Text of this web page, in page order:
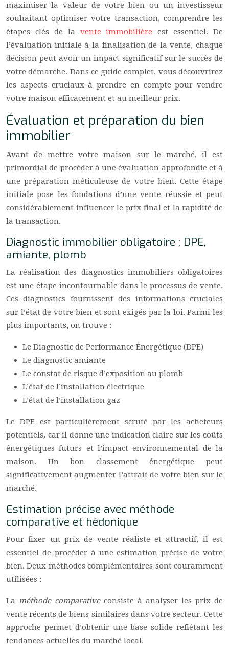
maximiser la valeur de votre bien ou un investisseur
souhaitant optimiser votre transaction, comprendre les
étapes clés de la vente immobilière est essentiel. De
l’évaluation initiale à la finalisation de la vente, chaque
décision peut avoir un impact significatif sur le succès de
votre démarche. Dans ce guide complet, vous découvrirez
les aspects cruciaux à prendre en compte pour vendre
votre maison efficacement et au meilleur prix.
Évaluation et préparation du bien
immobilier
Avant de mettre votre maison sur le marché, il est
primordial de procéder à une évaluation approfondie et à
une préparation méticuleuse de votre bien. Cette étape
initiale pose les fondations d’une vente réussie et peut
considérablement influencer le prix final et la rapidité de
la transaction.
Diagnostic immobilier obligatoire : DPE,
amiante, plomb
La réalisation des diagnostics immobiliers obligatoires
est une étape incontournable dans le processus de vente.
Ces diagnostics fournissent des informations cruciales
sur l’état de votre bien et sont exigés par la loi. Parmi les
plus importants, on trouve :
Le Diagnostic de Performance Énergétique (DPE)
Le diagnostic amiante
Le constat de risque d’exposition au plomb
L’état de l’installation électrique
L’état de l’installation gaz
Le DPE est particulièrement scruté par les acheteurs
potentiels, car il donne une indication claire sur les coûts
énergétiques futurs et l’impact environnemental de la
maison. Un bon classement énergétique peut
significativement augmenter l’attrait de votre bien sur le
marché.
Estimation précise avec méthode
comparative et hédonique
Pour fixer un prix de vente réaliste et attractif, il est
essentiel de procéder à une estimation précise de votre
bien. Deux méthodes complémentaires sont couramment
utilisées :
La méthode comparative consiste à analyser les prix de
vente récents de biens similaires dans votre secteur. Cette
approche permet d’obtenir une base solide reflétant les
tendances actuelles du marché local.